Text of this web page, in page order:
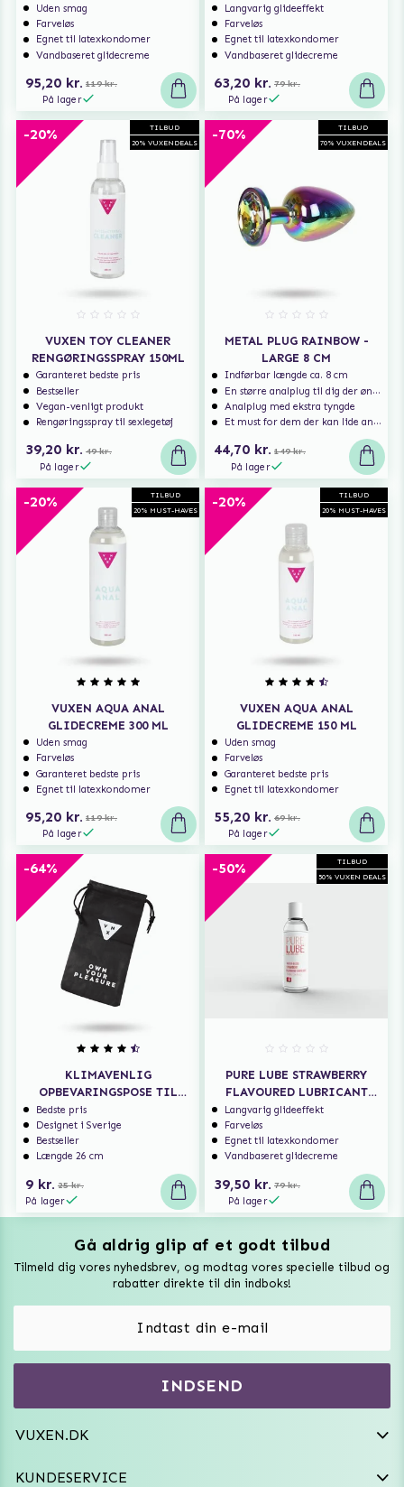
Uden smag
Farveløs
Egnet til latexkondomer
Vandbaseret glidecreme
95,20 kr. 119 kr.
På lager
150 ML
Langvarig glideeffekt
Farveløs
Egnet til latexkondomer
Vandbaseret glidecreme
63,20 kr. 79 kr.
På lager
TILBUD
20% VUXENDEALS
-20%
VUXEN TOY CLEANER
RENGØRINGSSPRAY 150ML
Garanteret bedste pris
Bestseller
Vegan-venligt produkt
Rengøringsspray til sexlegetøj
39,20 kr. 49 kr.
På lager
TILBUD
70% VUXENDEALS
-70%
METAL PLUG RAINBOW -
LARGE 8 CM
Indførbar længde ca. 8 cm
En større analplug til dig der ønsker at blive fyldt
Analplug med ekstra tyngde
Et must for dem der kan lide analsex og analt sexlegetøj
44,70 kr. 149 kr.
På lager
TILBUD
20% MUST-HAVES
-20%
VUXEN AQUA ANAL
GLIDECREME 300 ML
Uden smag
Farveløs
Garanteret bedste pris
Egnet til latexkondomer
95,20 kr. 119 kr.
På lager
TILBUD
20% MUST-HAVES
-20%
VUXEN AQUA ANAL
GLIDECREME 150 ML
Uden smag
Farveløs
Garanteret bedste pris
Egnet til latexkondomer
55,20 kr. 69 kr.
På lager
-64%
KLIMAVENLIG
OPBEVARINGSPOSE TIL
SEXLEGETØJ
Bedste pris
Designet i Sverige
Bestseller
Længde 26 cm
9 kr. 25 kr.
På lager
TILBUD
50% VUXEN DEALS
-50%
PURE LUBE STRAWBERRY
FLAVOURED LUBRICANT
150 ML
Langvarig glideeffekt
Farveløs
Egnet til latexkondomer
Vandbaseret glidecreme
39,50 kr. 79 kr.
På lager
Gå aldrig glip af et godt tilbud
Tilmeld dig vores nyhedsbrev, og modtag vores specielle tilbud og
rabatter direkte til din indboks!
INDSEND
VUXEN.DK
VAT: SE556744520901
kundeservice@vuxen.dk
KUNDESERVICE
Vuxen Magazine
Vibratorer